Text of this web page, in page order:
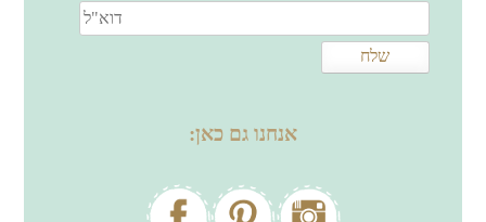
אנחנו גם כאן: